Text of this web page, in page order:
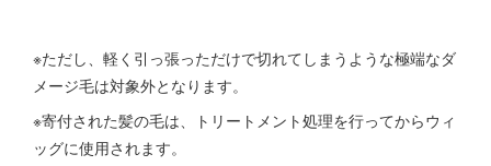
※ただし、軽く引っ張っただけで切れてしまうような極端なダ
メージ毛は対象外となります。
※寄付された髪の毛は、トリートメント処理を行ってからウィ
ッグに使用されます。